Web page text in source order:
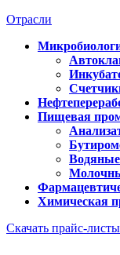
Отрасли
Пищевая
Химическая
Скачать прайс-